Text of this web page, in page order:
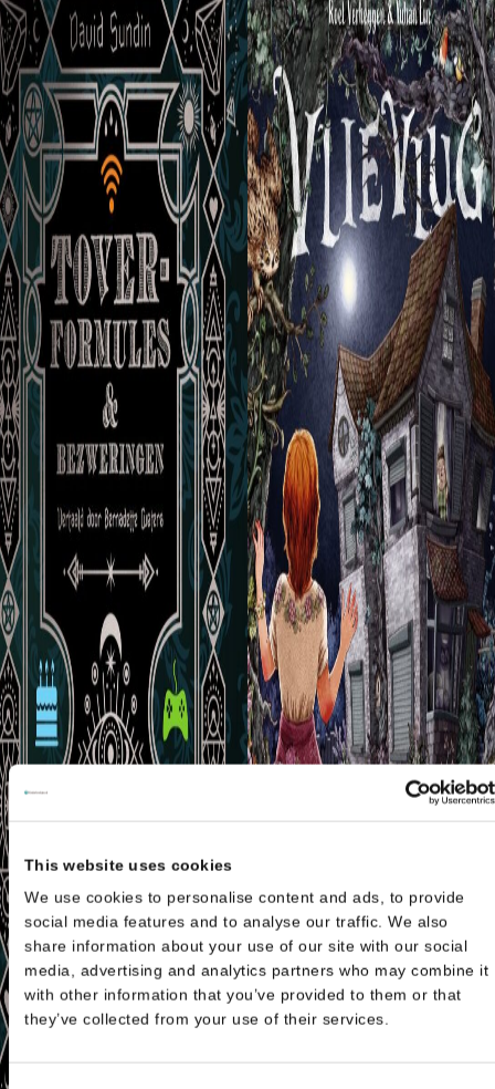
This website uses cookies
We use cookies to personalise content and ads, to provide
social media features and to analyse our traffic. We also
share information about your use of our site with our social
media, advertising and analytics partners who may combine it
with other information that you’ve provided to them or that
they’ve collected from your use of their services.